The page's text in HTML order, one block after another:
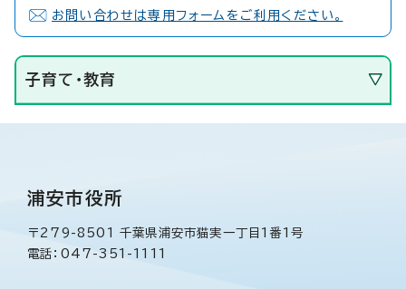
お問い合わせは専用フォームをご利用ください。
子育て・教育
浦安市役所
〒279-8501 千葉県浦安市猫実一丁目1番1号
電話：047-351-1111